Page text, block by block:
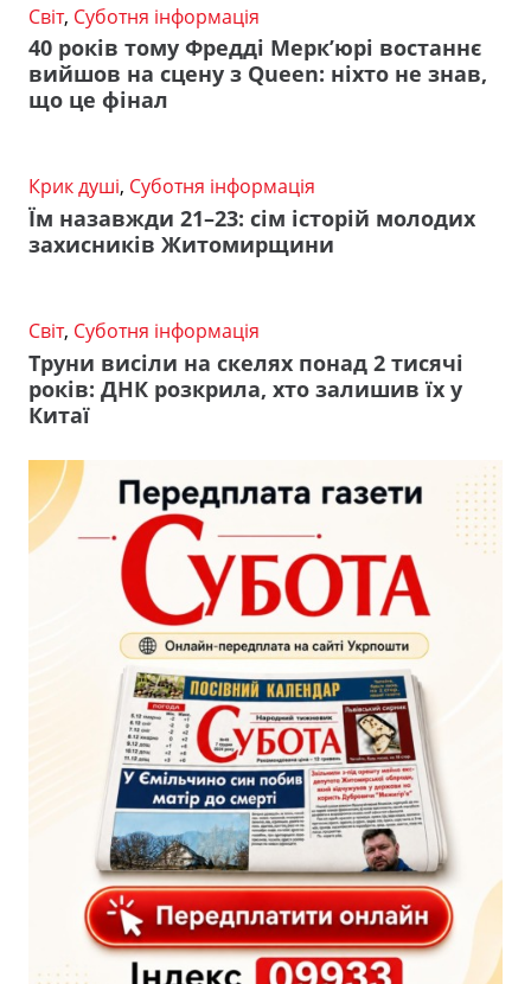
Світ, Суботня інформація
40 років тому Фредді Мерк’юрі востаннє
вийшов на сцену з Queen: ніхто не знав,
що це фінал
Крик душі, Суботня інформація
Їм назавжди 21–23: сім історій молодих
захисників Житомирщини
Світ, Суботня інформація
Труни висіли на скелях понад 2 тисячі
років: ДНК розкрила, хто залишив їх у
Китаї